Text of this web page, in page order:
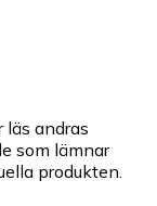
läs andras
som lämnar
produkten.